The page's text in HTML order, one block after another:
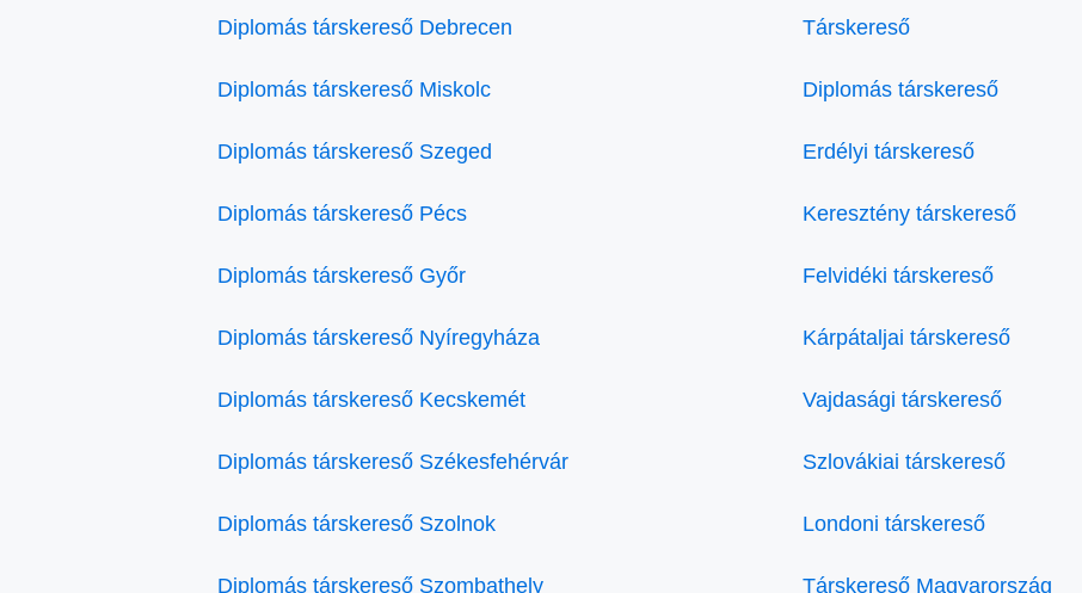
Diplomás társkereső Debrecen
Diplomás társkereső Miskolc
Diplomás társkereső Szeged
Diplomás társkereső Pécs
Diplomás társkereső Győr
Diplomás társkereső Nyíregyháza
Diplomás társkereső Kecskemét
Diplomás társkereső Székesfehérvár
Diplomás társkereső Szolnok
Diplomás társkereső Szombathely
Társkereső
Diplomás társkereső
Erdélyi társkereső
Keresztény társkereső
Felvidéki társkereső
Kárpátaljai társkereső
Vajdasági társkereső
Szlovákiai társkereső
Londoni társkereső
Társkereső Magyarország